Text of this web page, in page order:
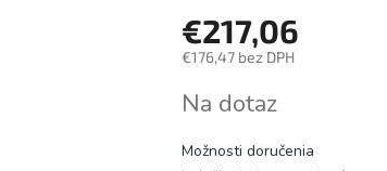
€217,06
€176,47 bez DPH
cena:
Na dotaz
Možnosti doručenia